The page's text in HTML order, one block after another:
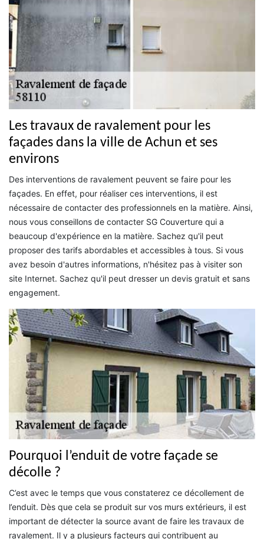
Les travaux de ravalement pour les
façades dans la ville de Achun et ses
environs
Des interventions de ravalement peuvent se faire pour les
façades. En effet, pour réaliser ces interventions, il est
nécessaire de contacter des professionnels en la matière. Ainsi,
nous vous conseillons de contacter SG Couverture qui a
beaucoup d'expérience en la matière. Sachez qu'il peut
proposer des tarifs abordables et accessibles à tous. Si vous
avez besoin d'autres informations, n'hésitez pas à visiter son
site Internet. Sachez qu'il peut dresser un devis gratuit et sans
engagement.
Pourquoi l’enduit de votre façade se
décolle ?
C’est avec le temps que vous constaterez ce décollement de
l’enduit. Dès que cela se produit sur vos murs extérieurs, il est
important de détecter la source avant de faire les travaux de
ravalement. Il y a plusieurs facteurs qui contribuent au